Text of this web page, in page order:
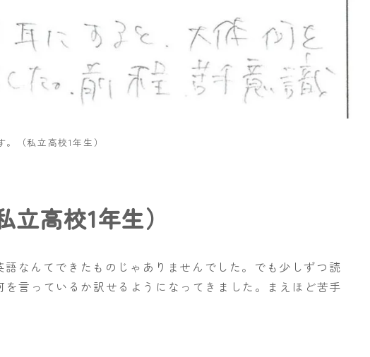
（私立高校1年生）
高校1年生）
なんてできたものじゃありませんでした。でも少しずつ読
言っているか訳せるようになってきました。まえほど苦手